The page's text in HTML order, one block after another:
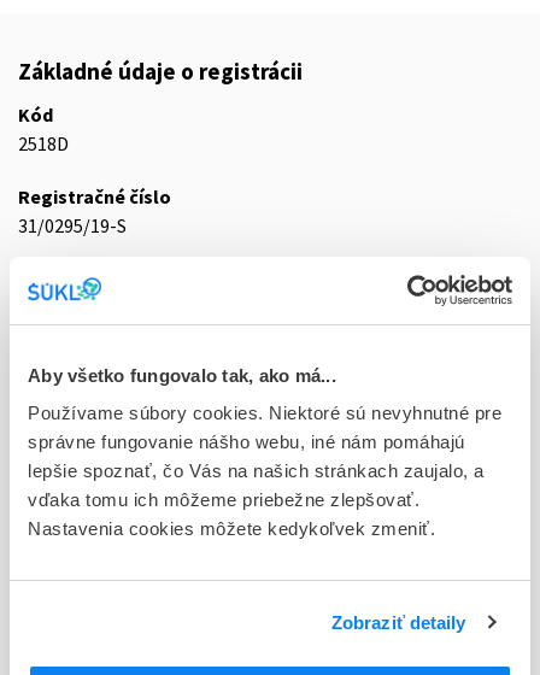
Aby všetko fungovalo tak, ako má...
Používame súbory cookies. Niektoré sú nevyhnutné pre
správne fungovanie nášho webu, iné nám pomáhajú
lepšie spoznať, čo Vás na našich stránkach zaujalo, a
vďaka tomu ich môžeme priebežne zlepšovať.
Nastavenia cookies môžete kedykoľvek zmeniť.
Zobraziť detaily
Základné údaje o registrácii
Kód
2518D
Registračné číslo
31/0295/19-S
Doplnok
tbl 100x10 mg/80 mg (blis.OPA/Al/PVC)
D - Registrácia bez obmedzenia platnosti
Typ registračnej procedúry
Decentralizovaná
Držiteľ, krajina